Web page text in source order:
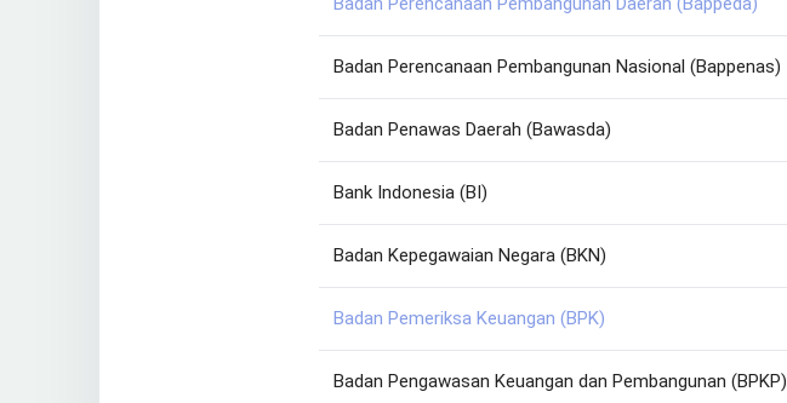
Badan Perencanaan Pembangunan Nasional (Bappenas)
Badan Penawas Daerah (Bawasda)
Bank Indonesia (BI)
Badan Kepegawaian Negara (BKN)
Badan Pemeriksa Keuangan (BPK)
Badan Pengawasan Keuangan dan Pembangunan (BPKP)